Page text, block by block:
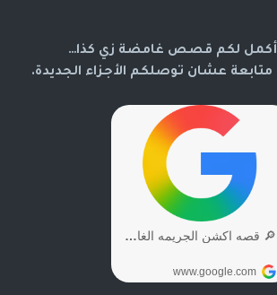
أكمل لكم قصص غامضة زي كذا…
متابعة عشان توصلكم الأجزاء الجديدة.